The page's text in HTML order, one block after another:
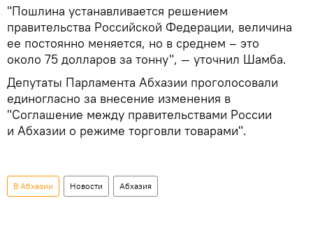
"Пошлина устанавливается решением
правительства Российской Федерации, величина
ее постоянно меняется, но в среднем – это
около 75 долларов за тонну", — уточнил Шамба.
Депутаты Парламента Абхазии проголосовали
единогласно за внесение изменения в
"Соглашение между правительствами России
и Абхазии о режиме торговли товарами".
В Абхазии Новости Абхазия